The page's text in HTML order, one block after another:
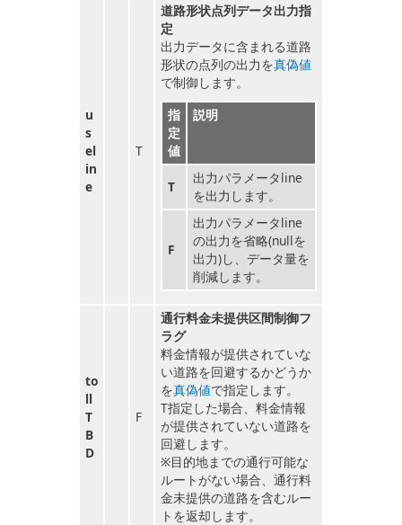
u
s
el
in
e
T
道路形状点列データ出力指
定
出力データに含まれる道路
形状の点列の出力を真偽値
で制御します。
指
定
値
説明
T
出力パラメータline
を出力します。
F
出力パラメータline
の出力を省略(nullを
出力)し、データ量を
削減します。
to
ll
T
B
D
F
通行料金未提供区間制御フ
ラグ
料金情報が提供されていな
い道路を回避するかどうか
を真偽値で指定します。
T指定した場合、料金情報
が提供されていない道路を
回避します。
※目的地までの通行可能な
ルートがない場合、通行料
金未提供の道路を含むルー
トを返却します。